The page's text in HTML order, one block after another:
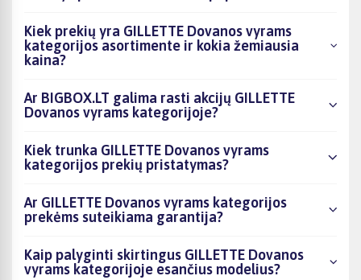
Kiek prekių yra GILLETTE Dovanos vyrams
kategorijos asortimente ir kokia žemiausia
kaina?
Ar BIGBOX.LT galima rasti akcijų GILLETTE
Dovanos vyrams kategorijoje?
Kiek trunka GILLETTE Dovanos vyrams
kategorijos prekių pristatymas?
Ar GILLETTE Dovanos vyrams kategorijos
prekėms suteikiama garantija?
Kaip palyginti skirtingus GILLETTE Dovanos
vyrams kategorijoje esančius modelius?